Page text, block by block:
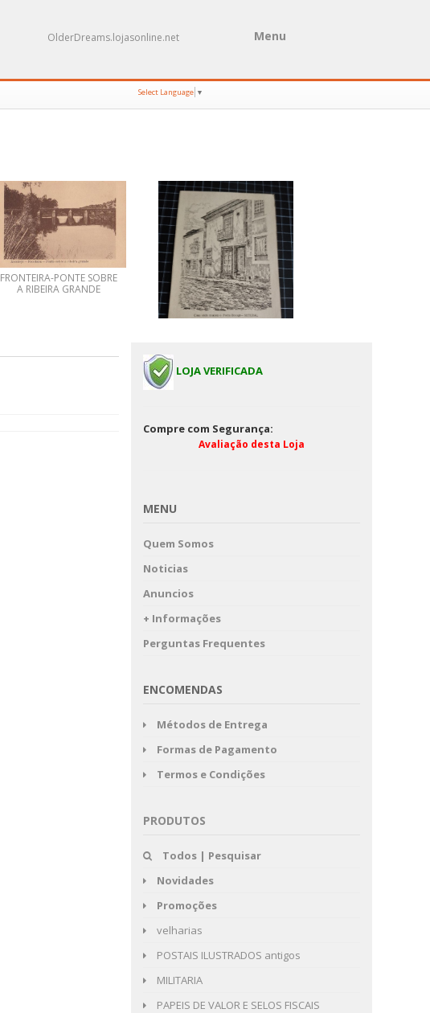
OlderDreams.lojasonline.net Menu
Select Language ▼
FRONTEIRA-PONTE SOBRE
A RIBEIRA GRANDE
Casa onde nasceu o poeta
Bocage - Setúbal
LOJA VERIFICADA
Compre com Segurança:
Avaliação desta Loja
MENU
Quem Somos
Noticias
Anuncios
+ Informações
Perguntas Frequentes
ENCOMENDAS
Métodos de Entrega
Formas de Pagamento
Termos e Condições
PRODUTOS
Todos | Pesquisar
Novidades
Promoções
velharias
POSTAIS ILUSTRADOS antigos
MILITARIA
PAPEIS DE VALOR E SELOS FISCAIS